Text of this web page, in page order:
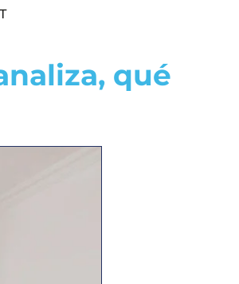
qué